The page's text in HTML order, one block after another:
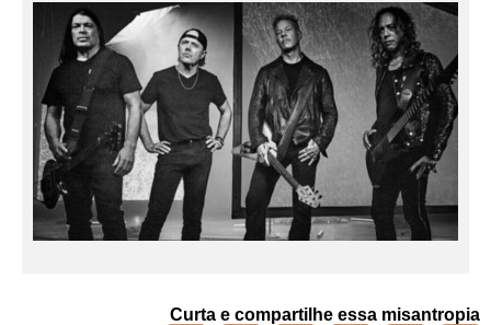
Curta e compartilhe essa misantropia